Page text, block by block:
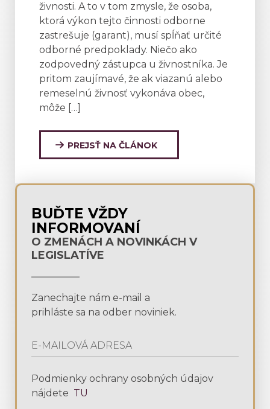
živnosti. A to v tom zmysle, že osoba,
ktorá výkon tejto činnosti odborne
zastrešuje (garant), musí spĺňať určité
odborné predpoklady. Niečo ako
zodpovedný zástupca u živnostníka. Je
pritom zaujímavé, že ak viazanú alebo
remeselnú živnosť vykonáva obec,
môže […]
PREJSŤ NA ČLÁNOK
BUĎTE VŽDY
INFORMOVANÍ
O ZMENÁCH A NOVINKÁCH V
LEGISLATÍVE
Zanechajte nám e-mail a
prihláste sa na odber noviniek.
Podmienky ochrany osobných údajov
nájdete TU